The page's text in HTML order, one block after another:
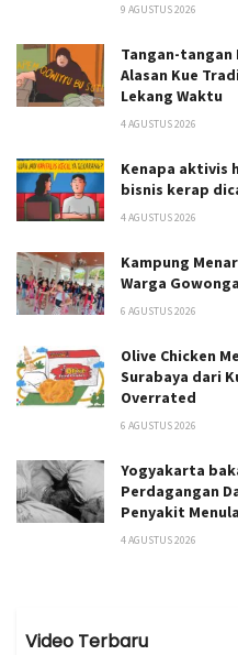
9 AGUSTUS 2026
Tangan-tangan
Alasan Kue
Lekang Waktu
4 AGUSTUS 2026
Kenapa aktivis
bisnis kerap
4 AGUSTUS 2026
Kampung
Warga
6 AGUSTUS 2026
Olive Chicken
Surabaya dari
Overrated
6 AGUSTUS 2026
Yogyakarta
Perdagangan
Penyakit
4 AGUSTUS 2026
Video Terbaru